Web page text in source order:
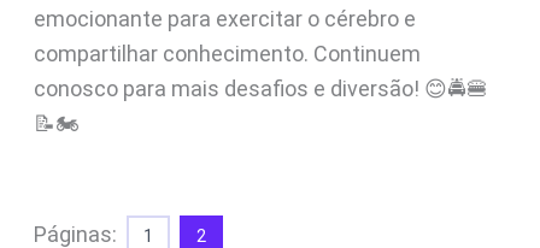
emocionante para exercitar o cérebro e
compartilhar conhecimento. Continuem
conosco para mais desafios e diversão! 😊🚔🍔
📝🏍️
Páginas: 1 2